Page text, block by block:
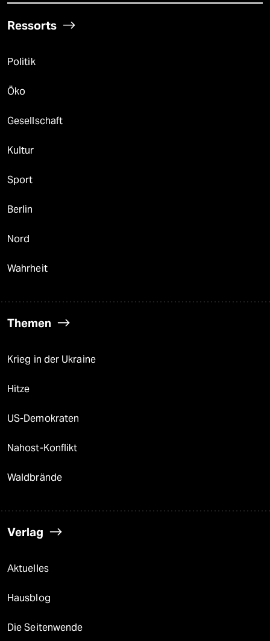
Ressorts
Politik
Öko
Gesellschaft
Kultur
Sport
Berlin
Nord
Wahrheit
Themen
Krieg in der Ukraine
Hitze
US-Demokraten
Nahost-Konflikt
Waldbrände
Verlag
Aktuelles
Hausblog
Die Seitenwende